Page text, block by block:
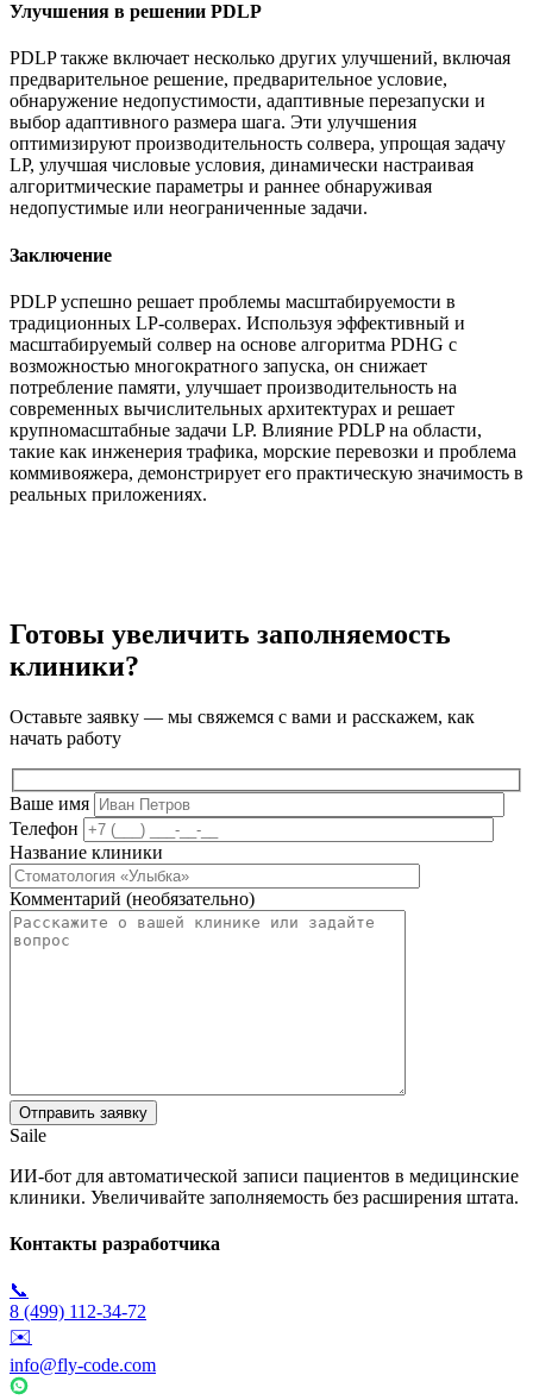
Улучшения в решении PDLP
PDLP также включает несколько других улучшений, включая
предварительное решение, предварительное условие,
обнаружение недопустимости, адаптивные перезапуски и
выбор адаптивного размера шага. Эти улучшения
оптимизируют производительность солвера, упрощая задачу
LP, улучшая числовые условия, динамически настраивая
алгоритмические параметры и раннее обнаруживая
недопустимые или неограниченные задачи.
Заключение
PDLP успешно решает проблемы масштабируемости в
традиционных LP-солверах. Используя эффективный и
масштабируемый солвер на основе алгоритма PDHG с
возможностью многократного запуска, он снижает
потребление памяти, улучшает производительность на
современных вычислительных архитектурах и решает
крупномасштабные задачи LP. Влияние PDLP на области,
такие как инженерия трафика, морские перевозки и проблема
коммивояжера, демонстрирует его практическую значимость в
реальных приложениях.
Готовы увеличить заполняемость
клиники?
Оставьте заявку — мы свяжемся с вами и расскажем, как
начать работу
Ваше имя
Телефон
Название клиники
Комментарий (необязательно)
Saile
ИИ-бот для автоматической записи пациентов в медицинские
клиники. Увеличивайте заполняемость без расширения штата.
Контакты разработчика
📞
8 (499) 112-34-72
✉️
info@fly-code.com